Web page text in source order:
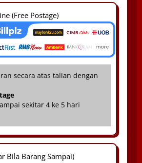
(Free Postage)
secara atas talian dengan
sekitar 4 ke 5 hari
Bila Barang Sampai)